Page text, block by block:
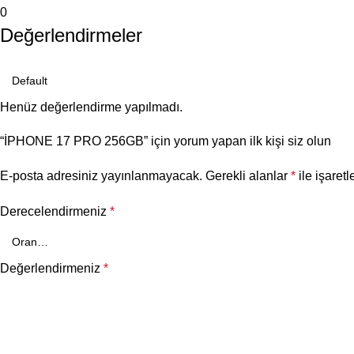
0
Değerlendirmeler
Henüz değerlendirme yapılmadı.
“İPHONE 17 PRO 256GB” için yorum yapan ilk kişi siz olun
E-posta adresiniz yayınlanmayacak. Gerekli alanlar * ile
Derecelendirmeniz *
Değerlendirmeniz *